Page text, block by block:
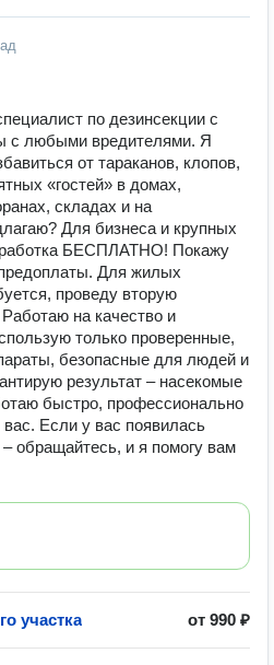
по дезинсекции с
с любыми вредителями. Я
от тараканов, клопов,
«гостей» в домах,
складах и на
Для бизнеса и крупных
БЕСПЛАТНО! Покажу
Для жилых
проведу вторую
на качество и
только проверенные,
безопасные для людей и
результат – насекомые
быстро, профессионально
Если у вас появилась
обращайтесь, и я помогу вам
участка от 990 ₽